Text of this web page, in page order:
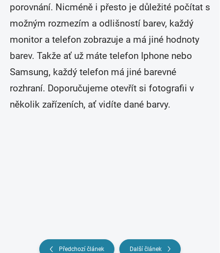
porovnání. Nicméně i přesto je důležité počítat s
možným rozmezím a odlišností barev, každý
monitor a telefon zobrazuje a má jiné hodnoty
barev. Takže ať už máte telefon Iphone nebo
Samsung, každý telefon má jiné barevné
rozhraní. Doporučujeme otevřít si fotografii v
několik zařízeních, ať vidíte dané barvy.
Předchozí článek Další článek